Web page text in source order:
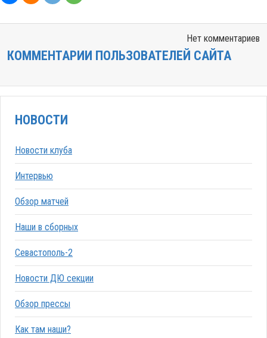
Нет комментариев
КОММЕНТАРИИ ПОЛЬЗОВАТЕЛЕЙ САЙТА
НОВОСТИ
Новости клуба
Интервью
Обзор матчей
Наши в сборных
Севастополь-2
Новости ДЮ секции
Обзор прессы
Как там наши?